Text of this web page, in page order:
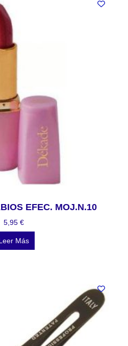
EFEC. MOJ.N.10
5,95 €
Más